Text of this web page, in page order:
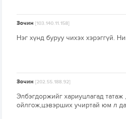
Зочин[103.140.11.158]
Нэг хүнд буруу чихэх хэрэггүй.
Зочин[202.55.188.92]
Элбэгдоржийг хариуцлагад
ойлгож,цэвэрших учиртай юм л